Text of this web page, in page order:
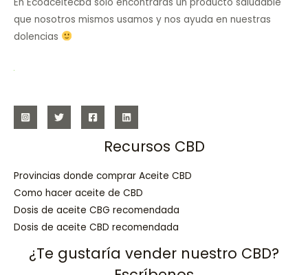
que nosotros mismos usamos y nos ayuda en nuestras
dolencias
Recursos CBD
Provincias donde comprar Aceite CBD
Como hacer aceite de CBD
Dosis de aceite CBG recomendada
Dosis de aceite CBD recomendada
¿Te gustaría vender nuestro CBD?